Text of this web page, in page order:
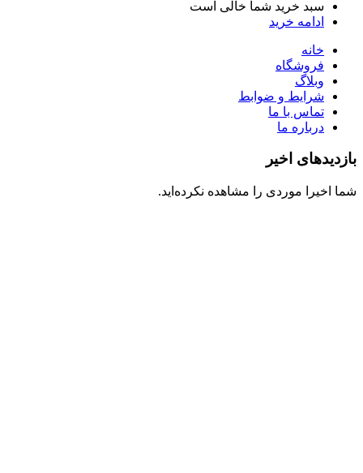
سبد خرید شما خالی است
ادامه خرید
خانه
فروشگاه
وبلاگ
شرایط و ضوابط
تماس با ما
درباره ما
بازدیدهای اخیر
شما اخیرا موردی را مشاهده نکرده‌اید.